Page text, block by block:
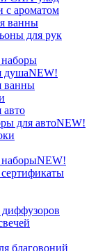
с ароматом
ванны
для рук
душаNEW!
ванны
для автоNEW!
NEW!
благовоний